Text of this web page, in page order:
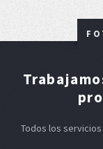
Todos los